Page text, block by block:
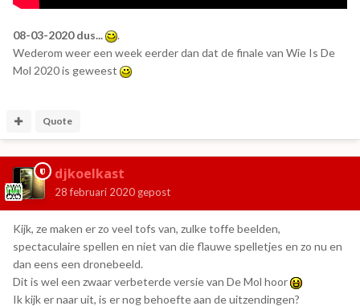
08-03-2020 dus...
.
Wederom weer een week eerder dan dat de finale van Wie Is De
Mol 2020 is geweest
Quote
djkoelkast
28 februari 2020 gepost
Kijk, ze maken er zo veel tofs van, zulke toffe beelden,
spectaculaire spellen en niet van die flauwe spelletjes en zo nu en
dan eens een dronebeeld.
Dit is wel een zwaar verbeterde versie van De Mol hoor
Ik kijk er naar uit, is er nog behoefte aan de uitzendingen?